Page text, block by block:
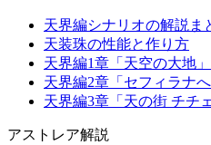
天界編シナリオの解説ま
天装珠の性能と作り方
天界編1章「天空の大地」
天界編2章「セフィラナへ
天界編3章「天の街 チチ
アストレア解説